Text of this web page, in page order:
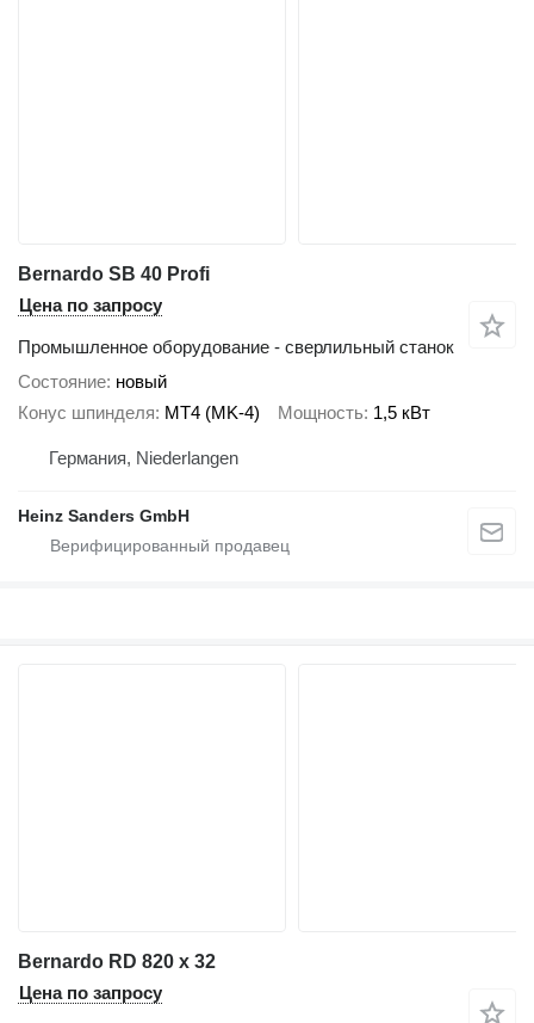
Bernardo SB 40 Profi
Цена по запросу
Промышленное оборудование - сверлильный станок
Состояние новый
Конус шпинделя MT4 (MK-4) Мощность 1,5 кВт
Германия, Niederlangen
Heinz Sanders GmbH
Bernardo RD 820 x 32
Цена по запросу